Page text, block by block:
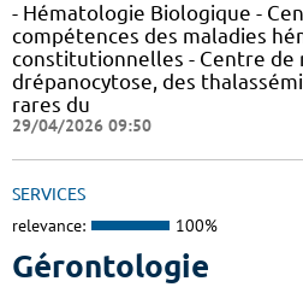
- Hématologie Biologique -
compétences des maladies
constitutionnelles - Centre de
drépanocytose, des
rares du
29/04/2026 09:50
SERVICES
relevance: 100%
Gérontologie